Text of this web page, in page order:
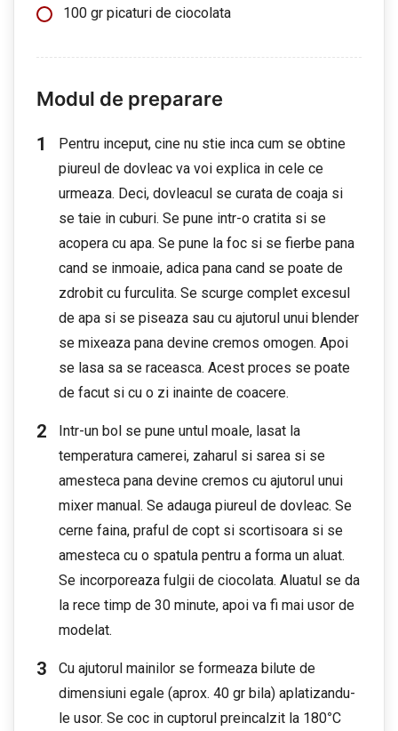
100 gr picaturi de ciocolata
Modul de preparare
Pentru inceput, cine nu stie inca cum se obtine
piureul de dovleac va voi explica in cele ce
urmeaza. Deci, dovleacul se curata de coaja si
se taie in cuburi. Se pune intr-o cratita si se
acopera cu apa. Se pune la foc si se fierbe pana
cand se inmoaie, adica pana cand se poate de
zdrobit cu furculita. Se scurge complet excesul
de apa si se piseaza sau cu ajutorul unui blender
se mixeaza pana devine cremos omogen. Apoi
se lasa sa se raceasca. Acest proces se poate
de facut si cu o zi inainte de coacere.
Intr-un bol se pune untul moale, lasat la
temperatura camerei, zaharul si sarea si se
amesteca pana devine cremos cu ajutorul unui
mixer manual. Se adauga piureul de dovleac. Se
cerne faina, praful de copt si scortisoara si se
amesteca cu o spatula pentru a forma un aluat.
Se incorporeaza fulgii de ciocolata. Aluatul se da
la rece timp de 30 minute, apoi va fi mai usor de
modelat.
Cu ajutorul mainilor se formeaza bilute de
dimensiuni egale (aprox. 40 gr bila) aplatizandu-
le usor. Se coc in cuptorul preincalzit la 180°C